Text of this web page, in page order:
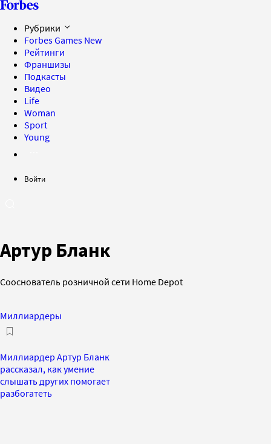
Рубрики
Forbes Games New
Рейтинги
Франшизы
Подкасты
Видео
Life
Woman
Sport
Young
Войти
Артур Бланк
Сооснователь розничной сети Home Depot
Миллиардеры
Миллиардер Артур Бланк
рассказал, как умение
слышать других помогает
разбогатеть